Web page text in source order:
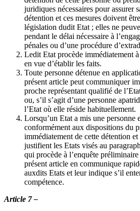
juridiques nécessaires pour assurer
détention et ces mesures doivent
législation dudit Etat ; elles ne
pendant le délai nécessaire à
pénales ou d’une procédure
Ledit Etat procède immédiatement
en vue d’établir les faits.
Toute personne détenue en
présent article peut communiquer
proche représentant qualifié de
ou, s’il s’agit d’une personne
l’Etat où elle réside habituellement.
Lorsqu’un Etat a mis une personne
conformément aux dispositions du
immédiatement de cette détention
justifient les Etats visés au
qui procède à l’enquête
présent article en communique
auxdits Etats et leur indique s’il
compétence.
Article 7 –